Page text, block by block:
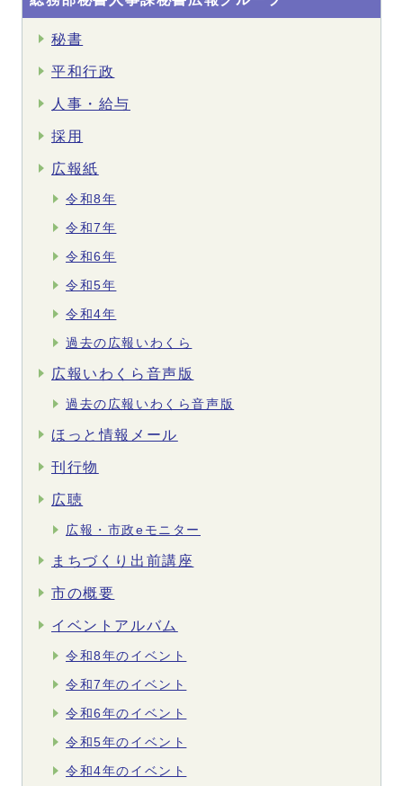
秘書
平和行政
人事・給与
採用
広報紙
令和8年
令和7年
令和6年
令和5年
令和4年
過去の広報いわくら
広報いわくら音声版
過去の広報いわくら音声版
ほっと情報メール
刊行物
広聴
広報・市政eモニター
まちづくり出前講座
市の概要
イベントアルバム
令和8年のイベント
令和7年のイベント
令和6年のイベント
令和5年のイベント
令和4年のイベント